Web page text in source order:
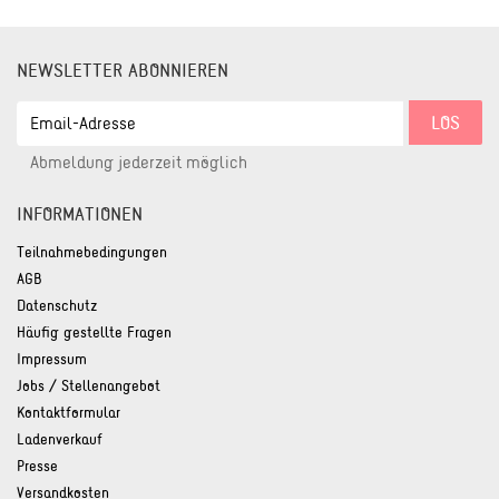
NEWSLETTER ABONNIEREN
ADRESSE
LOS
Abmeldung jederzeit möglich
INFORMATIONEN
Teilnahmebedingungen
AGB
Datenschutz
Häufig gestellte Fragen
Impressum
Jobs / Stellenangebot
Kontaktformular
Ladenverkauf
Presse
Versandkosten